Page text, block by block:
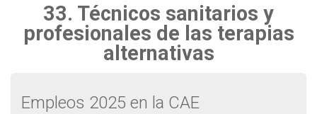
33. Técnicos sanitarios y
profesionales de las terapias
alternativas
Empleos 2025 en la CAE